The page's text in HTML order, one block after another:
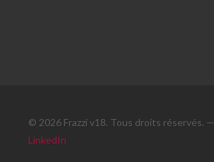
© 2026 Frazzi v18. Tous droits réservés. —
LinkedIn